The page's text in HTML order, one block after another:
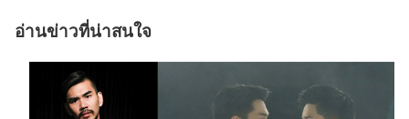
อ่านข่าวที่น่าสนใจ